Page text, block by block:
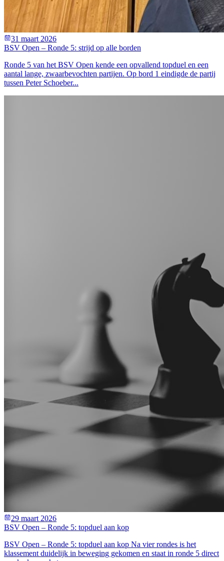
31 maart 2026
BSV Open – Ronde 5: strijd op alle borden
Ronde 5 van het BSV Open kende een opvallend topduel en een
aantal lange, zwaarbevochten partijen. Op bord 1 eindigde de partij
tussen Peter Schoeber...
29 maart 2026
BSV Open – Ronde 5: topduel aan kop
BSV Open – Ronde 5: topduel aan kop Na vier rondes is het
klassement duidelijk in beweging gekomen en staat in ronde 5 direct